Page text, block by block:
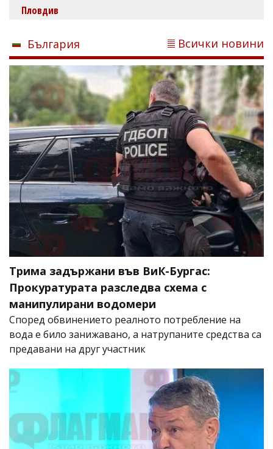
Пловдив
България Всички новини
Трима задържани във ВиК-Бургас:
Прокуратурата разследва схема с
манипулирани водомери
Според обвинението реалното потребление на
вода е било занижавано, а натрупаните средства са
предавани на друг участник